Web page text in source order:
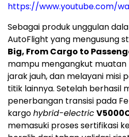
https://www.youtube.com/
Sebagai produk unggulan
AutoFlight yang mengusung
Big, From Cargo to
mampu mengangkut
jarak jauh, dan melayani misi
titik lainnya. Setelah berhasil
penerbangan transisi pada
kargohybrid-electric
memasuki proses sertifikasi